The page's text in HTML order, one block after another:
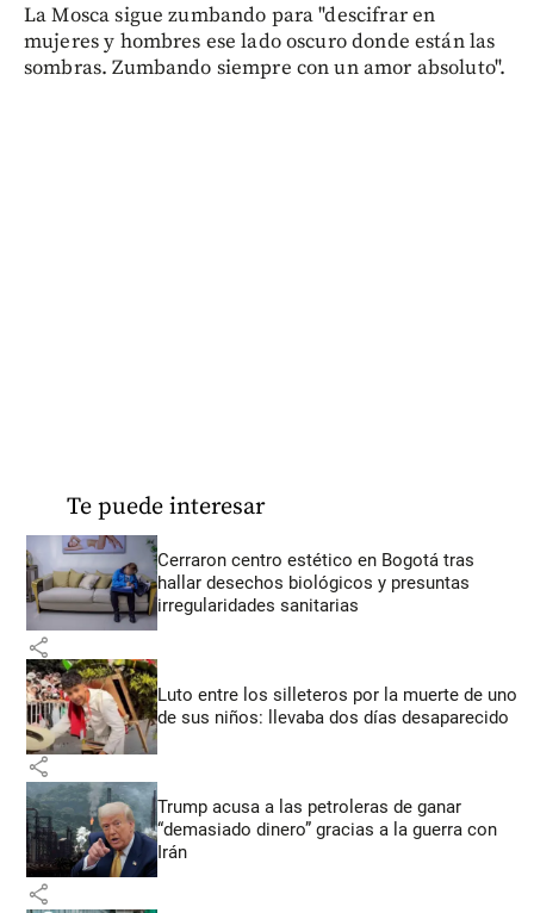
La Mosca sigue zumbando para "descifrar en
mujeres y hombres ese lado oscuro donde están las
sombras. Zumbando siempre con un amor absoluto".
Te puede interesar
Cerraron centro estético en Bogotá tras
hallar desechos biológicos y presuntas
irregularidades sanitarias
share
Luto entre los silleteros por la muerte de uno
de sus niños: llevaba dos días desaparecido
share
Trump acusa a las petroleras de ganar
“demasiado dinero” gracias a la guerra con
Irán
share